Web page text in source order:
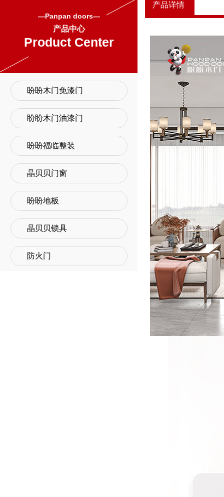
4、
5、
—Panpan doors—
产品中心
Product Center
盼盼木门免漆门
盼盼木门油漆门
盼盼福临整装
晶贝贝门窗
盼盼地板
晶贝贝锁具
防火门
产品详情